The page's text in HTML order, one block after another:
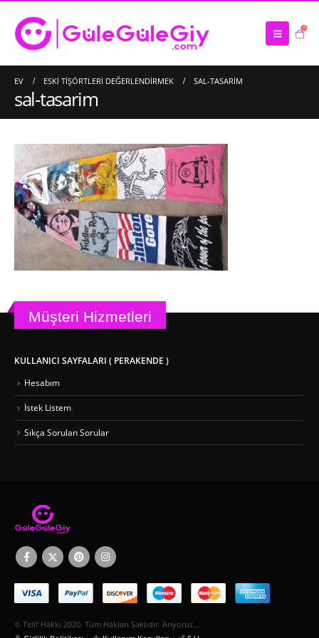
0
EV ESKI TIŞÖRTLERI DEĞERLENDIRMEK SAL-TASARIM
sal-tasarim
Müşteri Hizmetleri
KULLANICI SAYFALARI ( PERAKENDE )
Hesabım
İstek Listem
Sıkça Sorulan Sorular
© Telif Hakkı 2020. Tüm Hakları Saklıdır. Arıyoruz...